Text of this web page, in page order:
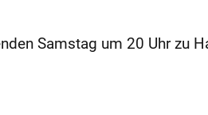
Samstag um 20 Uhr zu